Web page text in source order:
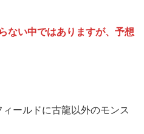
ない中ではありますが、予想
ールドに古龍以外のモンス